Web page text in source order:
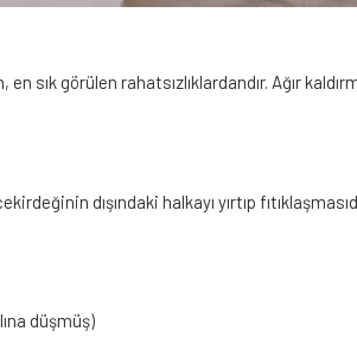
en sık görülen rahatsızlıklardandır. Ağır
dışındaki halkayı yırtıp
düşmüş)